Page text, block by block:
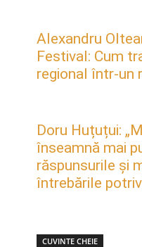
Alexandru
Festival: Cum
regional într-un
Doru Huțuțui:
înseamnă mai
răspunsurile și
întrebările
CUVINTE CHEIE